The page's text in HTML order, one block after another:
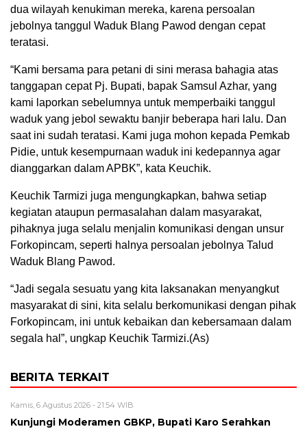
dua wilayah kenukiman mereka, karena persoalan
jebolnya tanggul Waduk Blang Pawod dengan cepat
teratasi.
“Kami bersama para petani di sini merasa bahagia atas
tanggapan cepat Pj. Bupati, bapak Samsul Azhar, yang
kami laporkan sebelumnya untuk memperbaiki tanggul
waduk yang jebol sewaktu banjir beberapa hari lalu. Dan
saat ini sudah teratasi. Kami juga mohon kepada Pemkab
Pidie, untuk kesempurnaan waduk ini kedepannya agar
dianggarkan dalam APBK”, kata Keuchik.
Keuchik Tarmizi juga mengungkapkan, bahwa setiap
kegiatan ataupun permasalahan dalam masyarakat,
pihaknya juga selalu menjalin komunikasi dengan unsur
Forkopincam, seperti halnya persoalan jebolnya Talud
Waduk Blang Pawod.
“Jadi segala sesuatu yang kita laksanakan menyangkut
masyarakat di sini, kita selalu berkomunikasi dengan pihak
Forkopincam, ini untuk kebaikan dan kebersamaan dalam
segala hal”, ungkap Keuchik Tarmizi.(As)
BERITA TERKAIT
Kamis, 6 Agustus 2026 - 21:54 WIB
Kunjungi Moderamen GBKP, Bupati Karo Serahkan